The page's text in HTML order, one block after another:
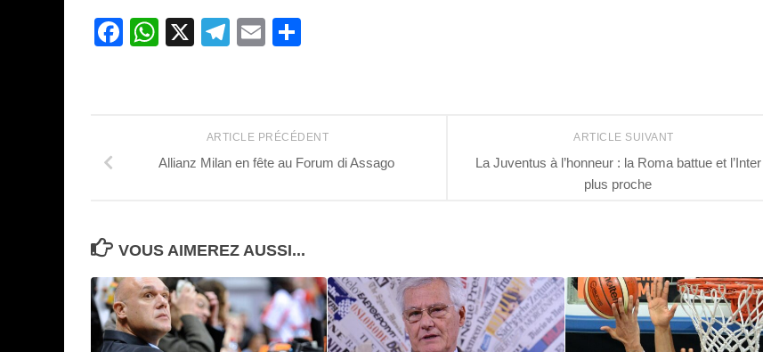
Facebook
WhatsApp
X Telegram
Email
ARTICLE SUIVANT
La Juventus à l’honneur : la Roma battue et l’Inter
plus proche
ARTICLE PRÉCÉDENT
Allianz Milan en fête au Forum di Assago
VOUS AIMEREZ AUSSI...